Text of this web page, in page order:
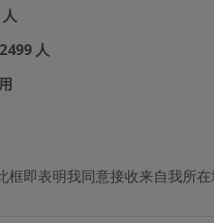
人
框即表明我同意接收来自我所